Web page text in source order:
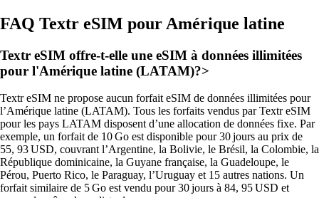
FAQ Textr eSIM pour Amérique latine
Textr eSIM offre-t-elle une eSIM à données illimitées
pour l'Amérique latine (LATAM)?>
Textr eSIM ne propose aucun forfait eSIM de données illimitées pour
l’Amérique latine (LATAM). Tous les forfaits vendus par Textr eSIM
pour les pays LATAM disposent d’une allocation de données fixe. Par
exemple, un forfait de 10 Go est disponible pour 30 jours au prix de
55, 93 USD, couvrant l’Argentine, la Bolivie, le Brésil, la Colombie, la
République dominicaine, la Guyane française, la Guadeloupe, le
Pérou, Puerto Rico, le Paraguay, l’Uruguay et 15 autres nations. Un
forfait similaire de 5 Go est vendu pour 30 jours à 84, 95 USD et